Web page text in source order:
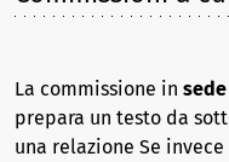
La commissione in
prepara un testo da
una relazione Se